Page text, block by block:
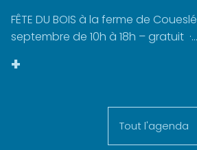
FÊTE DU BOIS à la ferme de
septembre de 10h à 18h – gratuit ·...
+
Tout l'agenda